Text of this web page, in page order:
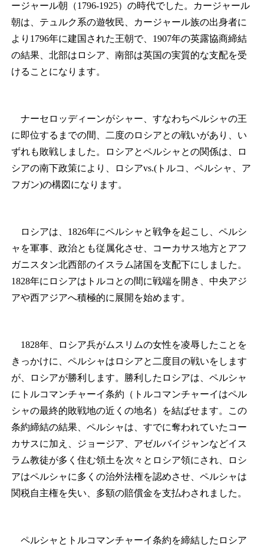
ージャール朝（1796‐1925）の時代でした。カージャール
朝は、テュルク系の遊牧民、カージャール族の出身者に
より1796年に建国された王朝で、1907年の英露協商締結
の結果、北部はロシア、南部は英国の実質的な支配を受
けることになります。
ナーセロッディーンがシャー、すなわちペルシャの王
に即位するまでの間、二度のロシアとの戦いがあり、い
ずれも敗戦しました。ロシアとペルシャとの関係は、ロ
シアの南下政策により、ロシアvs.(トルコ、ペルシャ、ア
フガン)の構図になります。
ロシアは、1826年にペルシャと戦争を起こし、ペルシ
ャを軍事、政治とも従属化させ、コーカサス地方とアフ
ガニスタン北西部のイスラム諸国を支配下にしました。
1828年にロシアはトルコとの間に戦端を開き、中央アジ
アや西アジアへ積極的に展開を始めます。
1828年、ロシア兵がムスリムの女性を凌辱したことを
きっかけに、ペルシャはロシアと二度目の戦いをします
が、ロシアが勝利します。勝利したロシアは、ペルシャ
にトルコマンチャーイ条約（トルコマンチャーイはペル
シャの最終的敗戦地の近くの地名）を結ばせます。この
条約締結の結果、ペルシャは、すでに奪われていたコー
カサスに加え、ジョージア、アゼルバイジャンなどイス
ラム教徒が多く住む領土を次々とロシア領にされ、ロシ
アはペルシャに多くの治外法権を認めさせ、ペルシャは
関税自主権を失い、多額の賠償金を支払わされました。
ペルシャとトルコマンチャーイ条約を締結したロシア